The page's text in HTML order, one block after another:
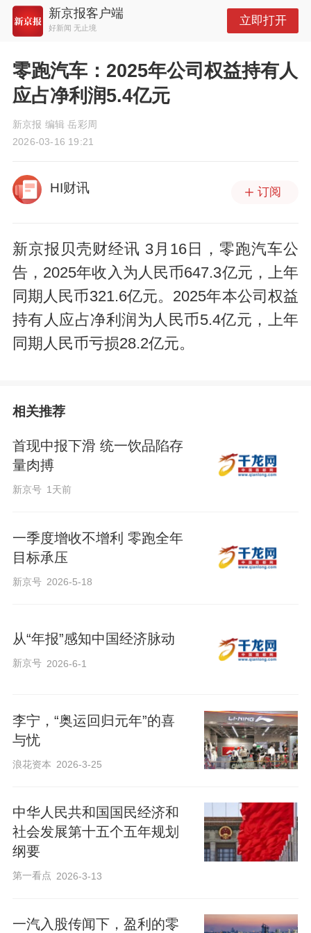
新京报客户端
好新闻 无止境
立即打开
零跑汽车：2025年公司权益持有人
应占净利润5.4亿元
新京报 编辑 岳彩周
2026-03-16 19:21
HI财讯 订阅
新京报贝壳财经讯 3月16日，零跑汽车公
告，2025年收入为人民币647.3亿元，上年
同期人民币321.6亿元。2025年本公司权益
持有人应占净利润为人民币5.4亿元，上年
同期人民币亏损28.2亿元。
相关推荐
首现中报下滑 统一饮品陷存
量肉搏
新京号 1天前
一季度增收不增利 零跑全年
目标承压
新京号 2026-5-18
从“年报”感知中国经济脉动
新京号 2026-6-1
李宁，“奥运回归元年”的喜
与忧
浪花资本 2026-3-25
中华人民共和国国民经济和
社会发展第十五个五年规划
纲要
第一看点 2026-3-13
一汽入股传闻下，盈利的零